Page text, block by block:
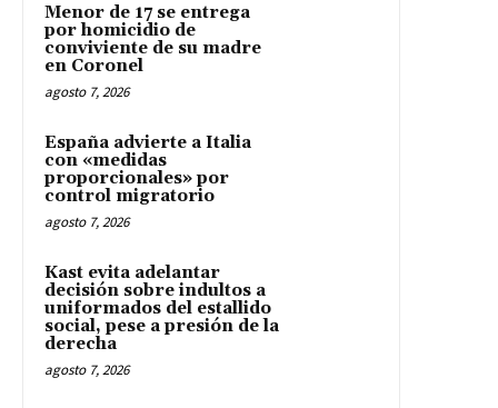
Menor de 17 se entrega
por homicidio de
conviviente de su madre
en Coronel
agosto 7, 2026
España advierte a Italia
con «medidas
proporcionales» por
control migratorio
agosto 7, 2026
Kast evita adelantar
decisión sobre indultos a
uniformados del estallido
social, pese a presión de la
derecha
agosto 7, 2026